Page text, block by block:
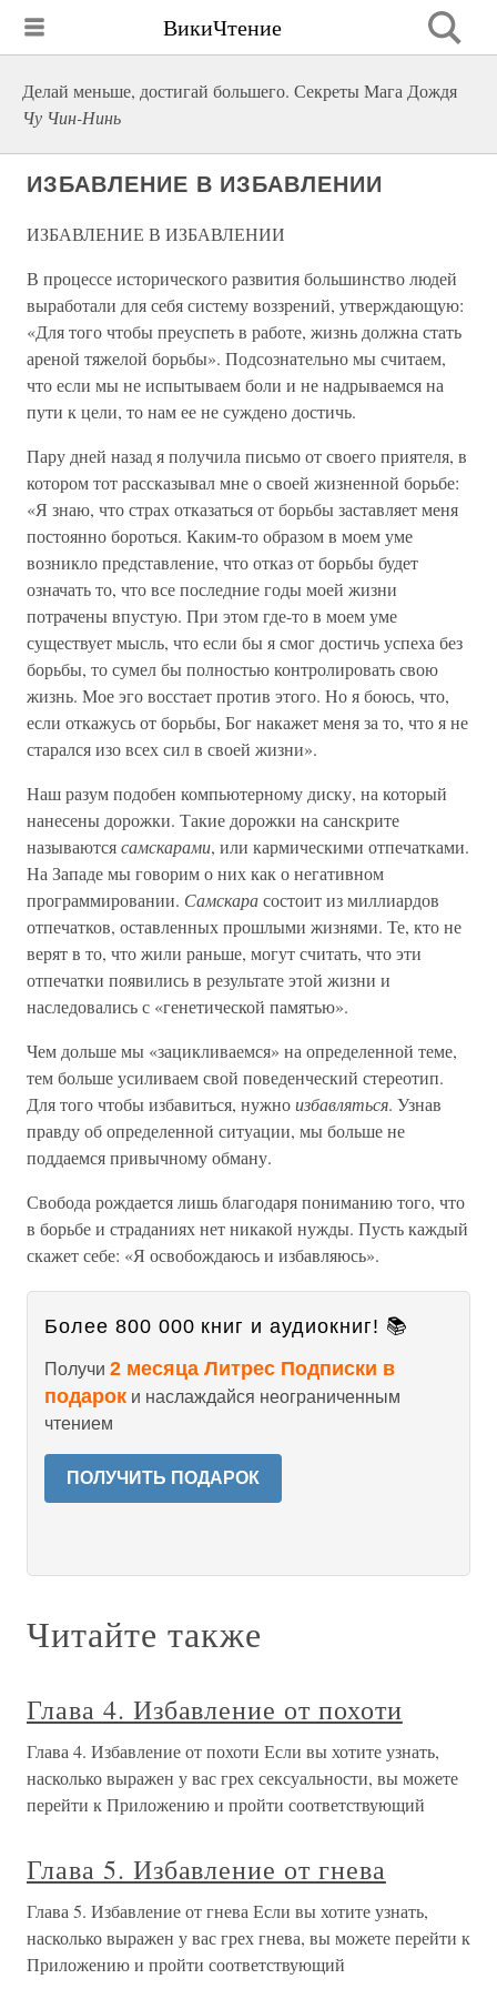
ВикиЧтение
Делай меньше, достигай большего. Секреты Мага Дождя
Чу Чин-Нинь
ИЗБАВЛЕНИЕ В ИЗБАВЛЕНИИ
ИЗБАВЛЕНИЕ В ИЗБАВЛЕНИИ
В процессе исторического развития большинство людей
выработали для себя систему воззрений, утверждающую:
«Для того чтобы преуспеть в работе, жизнь должна стать
ареной тяжелой борьбы». Подсознательно мы считаем,
что если мы не испытываем боли и не надрываемся на
пути к цели, то нам ее не суждено достичь.
Пару дней назад я получила письмо от своего приятеля, в
котором тот рассказывал мне о своей жизненной борьбе:
«Я знаю, что страх отказаться от борьбы заставляет меня
постоянно бороться. Каким-то образом в моем уме
возникло представление, что отказ от борьбы будет
означать то, что все последние годы моей жизни
потрачены впустую. При этом где-то в моем уме
существует мысль, что если бы я смог достичь успеха без
борьбы, то сумел бы полностью контролировать свою
жизнь. Мое эго восстает против этого. Но я боюсь, что,
если откажусь от борьбы, Бог накажет меня за то, что я не
старался изо всех сил в своей жизни».
Наш разум подобен компьютерному диску, на который
нанесены дорожки. Такие дорожки на санскрите
называютсясамскарами, или кармическими отпечатками.
На Западе мы говорим о них как о негативном
программировании. Самскарасостоит из миллиардов
отпечатков, оставленных прошлыми жизнями. Те, кто не
верят в то, что жили раньше, могут считать, что эти
отпечатки появились в результате этой жизни и
наследовались с «генетической памятью».
Чем дольше мы «зацикливаемся» на определенной теме,
тем больше усиливаем свой поведенческий стереотип.
Для того чтобы избавиться, нужноизбавляться. Узнав
правду об определенной ситуации, мы больше не
поддаемся привычному обману.
Свобода рождается лишь благодаря пониманию того, что
в борьбе и страданиях нет никакой нужды. Пусть каждый
скажет себе: «Я освобождаюсь и избавляюсь».
Более 800 000 книг и аудиокниг! 📚
Получи 2 месяца Литрес Подписки в
подарок и наслаждайся неограниченным
чтением
ПОЛУЧИТЬ ПОДАРОК
Читайте также
Глава 4. Избавление от похоти
Глава 4. Избавление от похоти Если вы хотите узнать,
насколько выражен у вас грех сексуальности, вы можете
перейти к Приложению и пройти соответствующий
Глава 5. Избавление от гнева
Глава 5. Избавление от гнева Если вы хотите узнать,
насколько выражен у вас грех гнева, вы можете перейти к
Приложению и пройти соответствующий